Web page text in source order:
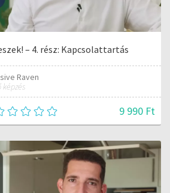
– 4. rész: Kapcsolattartás
Raven
9 990 Ft